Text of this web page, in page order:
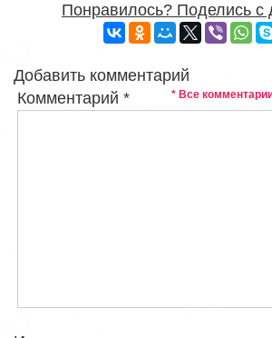
Понравилось? Поделись с
Добавить комментарий
* Все
Комментарий*